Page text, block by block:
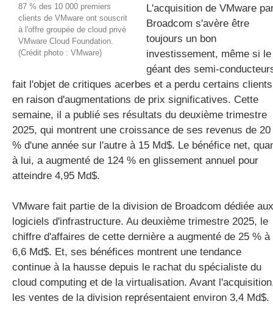
87 % des 10 000 premiers
clients de VMware ont souscrit
à l'offre groupée de cloud privé
VMware Cloud Foundation.
(Crédit photo : VMware)
L'acquisition de VMware
Broadcom s'avère être
toujours un bon
investissement, même si le
géant des semi-
fait l'objet de critiques acerbes et a perdu certains clients
en raison d'augmentations de prix significatives. Cette
semaine, il a publié ses résultats du deuxième trimestre
2025, qui montrent une croissance de ses revenus de 20
% d'une année sur l'autre à 15 Md$. Le bénéfice net,
à lui, a augmenté de 124 % en glissement annuel pour
atteindre 4,95 Md$.
VMware fait partie de la division de Broadcom dédiée aux
logiciels d'infrastructure. Au deuxième trimestre 2025, le
chiffre d'affaires de cette dernière a augmenté de 25 % à
6,6 Md$. Et, ses bénéfices montrent une tendance
continue à la hausse depuis le rachat du spécialiste du
cloud computing et de la virtualisation. Avant
les ventes de la division représentaient environ 3,4 Md$.